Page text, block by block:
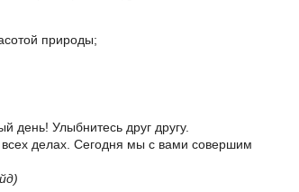
природы;
день! Улыбнитесь друг другу.
делах. Сегодня мы с вами совершим